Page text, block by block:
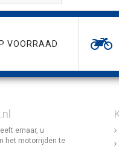
VOORRAAD
ernaar, u
het motorrijden te